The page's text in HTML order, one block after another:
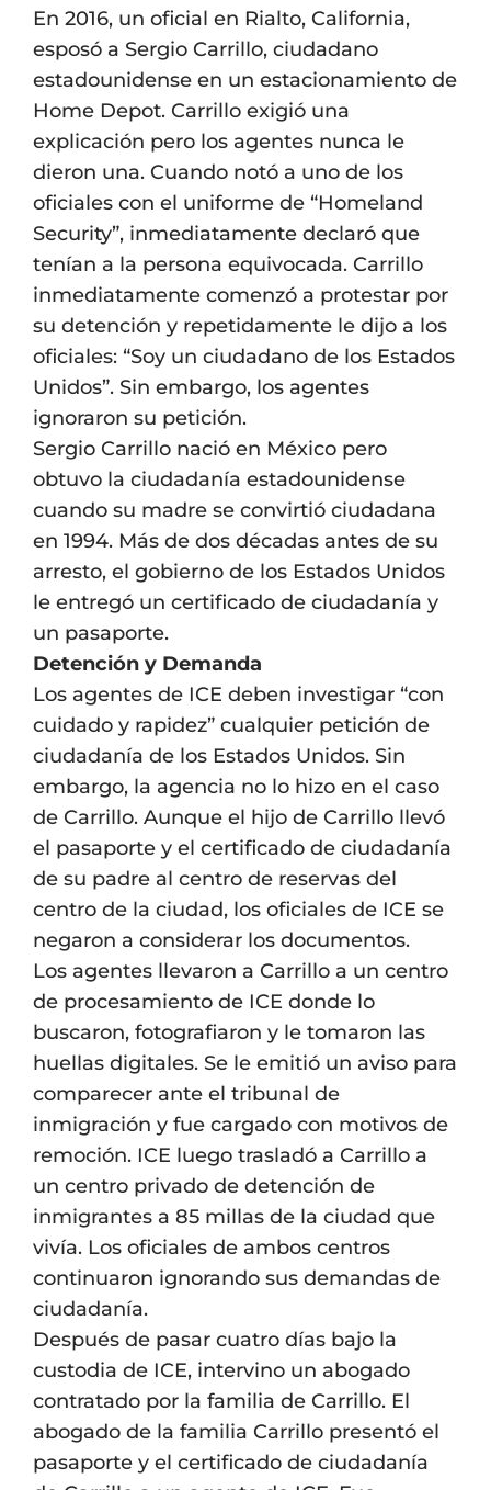
En 2016, un oficial en Rialto, California,
esposó a Sergio Carrillo, ciudadano
estadounidense en un estacionamiento de
Home Depot. Carrillo exigió una
explicación pero los agentes nunca le
dieron una. Cuando notó a uno de los
oficiales con el uniforme de “Homeland
Security”, inmediatamente declaró que
tenían a la persona equivocada. Carrillo
inmediatamente comenzó a protestar por
su detención y repetidamente le dijo a los
oficiales: “Soy un ciudadano de los Estados
Unidos”. Sin embargo, los agentes
ignoraron su petición.
Sergio Carrillo nació en México pero
obtuvo la ciudadanía estadounidense
cuando su madre se convirtió ciudadana
en 1994. Más de dos décadas antes de su
arresto, el gobierno de los Estados Unidos
le entregó un certificado de ciudadanía y
un pasaporte.
Detención y Demanda
Los agentes de ICE deben investigar “con
cuidado y rapidez” cualquier petición de
ciudadanía de los Estados Unidos. Sin
embargo, la agencia no lo hizo en el caso
de Carrillo. Aunque el hijo de Carrillo llevó
el pasaporte y el certificado de ciudadanía
de su padre al centro de reservas del
centro de la ciudad, los oficiales de ICE se
negaron a considerar los documentos.
Los agentes llevaron a Carrillo a un centro
de procesamiento de ICE donde lo
buscaron, fotografiaron y le tomaron las
huellas digitales. Se le emitió un aviso para
comparecer ante el tribunal de
inmigración y fue cargado con motivos de
remoción. ICE luego trasladó a Carrillo a
un centro privado de detención de
inmigrantes a 85 millas de la ciudad que
vivía. Los oficiales de ambos centros
continuaron ignorando sus demandas de
ciudadanía.
Después de pasar cuatro días bajo la
custodia de ICE, intervino un abogado
contratado por la familia de Carrillo. El
abogado de la familia Carrillo presentó el
pasaporte y el certificado de ciudadanía